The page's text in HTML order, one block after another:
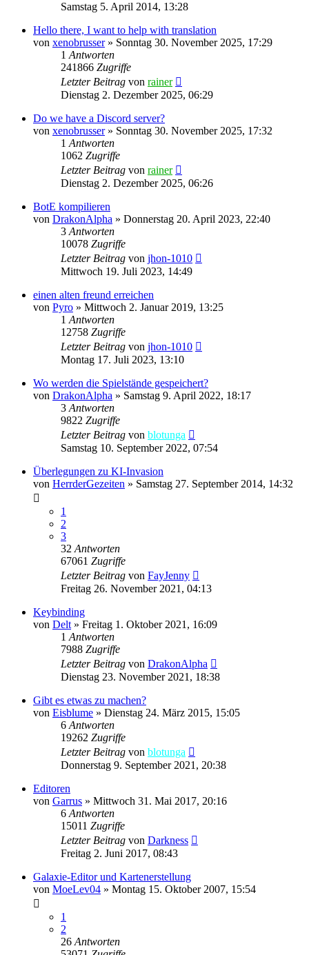
Samstag 5. April 2014, 13:28
Hello there, I want to help with translation
von xenobrusser» Sonntag 30. November 2025, 17:29
1 Antworten
241866 Zugriffe
Letzter Beitrag von rainer
Dienstag 2. Dezember 2025, 06:29
Do we have a Discord server?
von xenobrusser» Sonntag 30. November 2025, 17:32
1 Antworten
1062 Zugriffe
Letzter Beitrag von rainer
Dienstag 2. Dezember 2025, 06:26
BotE kompilieren
von DrakonAlpha » Donnerstag 20. April 2023, 22:40
3 Antworten
10078 Zugriffe
Letzter Beitrag von jhon-1010
Mittwoch 19. Juli 2023, 14:49
einen alten freund erreichen
von Pyro » Mittwoch 2. Januar 2019, 13:25
1 Antworten
12758 Zugriffe
Letzter Beitrag von jhon-1010
Montag 17. Juli 2023, 13:10
Wo werden die Spielstände gespeichert?
von DrakonAlpha » Samstag 9. April 2022, 18:17
3 Antworten
9822 Zugriffe
Letzter Beitrag von blotunga
Samstag 10. September 2022, 07:54
Überlegungen zu KI-Invasion
von HerrderGezeiten » Samstag 27. September 2014, 14:32
1
2
3
32 Antworten
67061 Zugriffe
Letzter Beitrag von FayJenny
Freitag 26. November 2021, 04:13
Keybinding
von Delt » Freitag 1. Oktober 2021, 16:09
1 Antworten
7988 Zugriffe
Letzter Beitrag von DrakonAlpha
Dienstag 23. November 2021, 18:38
Gibt es etwas zu machen?
von Eisblume » Dienstag 24. März 2015, 15:05
6 Antworten
19262 Zugriffe
Letzter Beitrag von blotunga
Donnerstag 9. September 2021, 20:38
Editoren
von Garrus » Mittwoch 31. Mai 2017, 20:16
6 Antworten
15011 Zugriffe
Letzter Beitrag von Darkness
Freitag 2. Juni 2017, 08:43
Galaxie-Editor und Kartenerstellung
von MoeLev04 » Montag 15. Oktober 2007, 15:54
1
2
26 Antworten